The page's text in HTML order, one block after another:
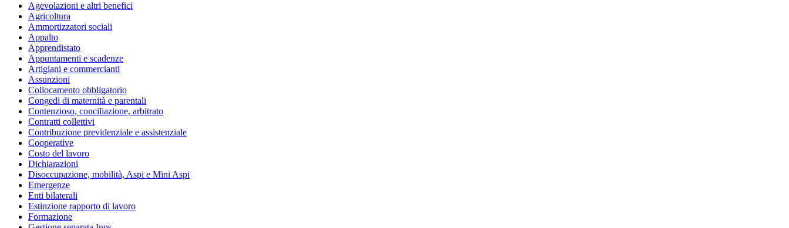
Agevolazioni e altri benefici
Agricoltura
Ammortizzatori sociali
Appalto
Apprendistato
Appuntamenti e scadenze
Artigiani e commercianti
Assunzioni
Collocamento obbligatorio
Congedi di maternità e parentali
Contenzioso, conciliazione, arbitrato
Contratti collettivi
Contribuzione previdenziale e assistenziale
Cooperative
Costo del lavoro
Dichiarazioni
Disoccupazione, mobilità, Aspi e Mini Aspi
Emergenze
Enti bilaterali
Estinzione rapporto di lavoro
Formazione